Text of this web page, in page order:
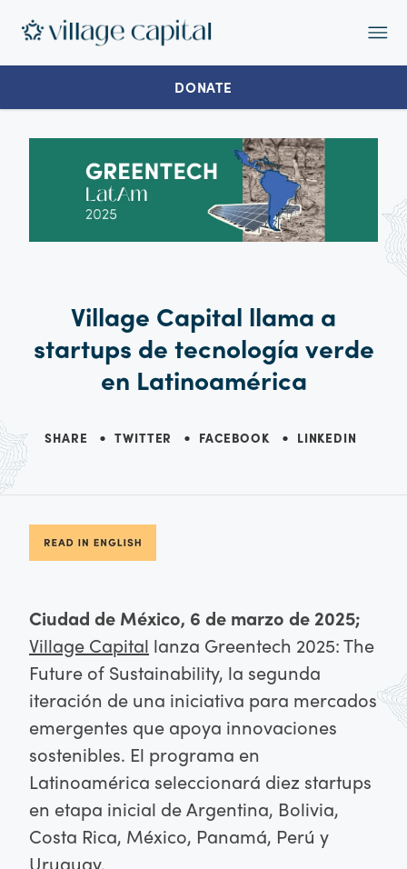
DONATE
Village Capital llama a
startups de tecnología verde
en Latinoamérica
SHARE TWITTER FACEBOOK LINKEDIN
Ciudad de México, 6 de marzo de 2025;
Village Capital lanza Greentech 2025: The
Future of Sustainability, la segunda
iteración de una iniciativa para mercados
emergentes que apoya innovaciones
sostenibles. El programa en
Latinoamérica seleccionará diez startups
en etapa inicial de Argentina, Bolivia,
Costa Rica, México, Panamá, Perú y
Uruguay.